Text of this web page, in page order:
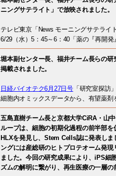
ニングサテライト」で放映されました。
テレビ東京「News モーニングサテライ
6/29（水）5：45～6：40「薬の『再開発
堀本副センター長、福井チーム長らの
掲載されました。
日経バイオテク6月27日号「研究室探訪
細胞内オミックスデータから、有望薬剤
五島直樹チーム長と京都大学CiRA・山
ループは、細胞の初期化過程の前半部
HLXを発見し、Stem Cells誌に発表し
ングには産総研のヒトプロテオーム発
ました。今回の研究成果により、iPS細
ズムの解明に繋がり、再生医療の一層